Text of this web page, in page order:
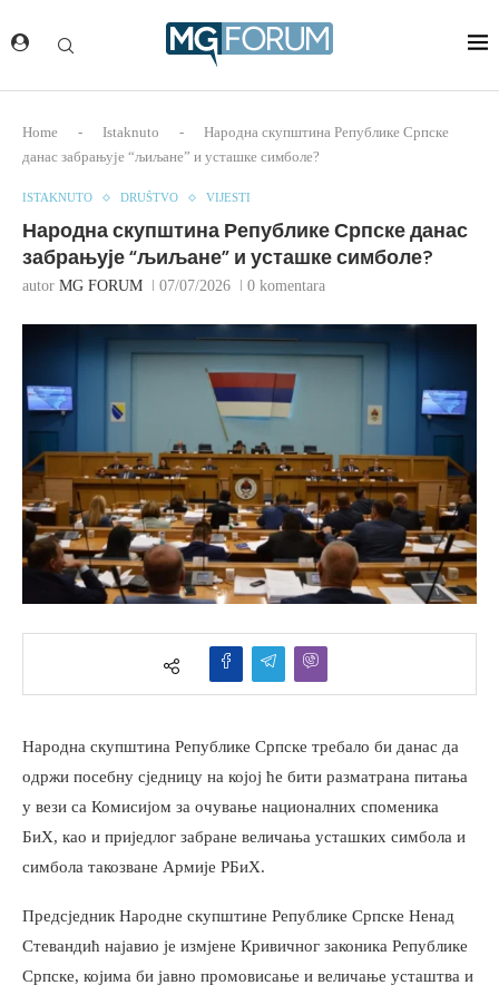
Home - Istaknuto -
Народна скупштина Републике Српске
данас забрањује “љиљане” и усташке симболе?
ISTAKNUTO DRUŠTVO VIJESTI
Народна скупштина Републике Српске данас
забрањује “љиљане” и усташке симболе?
autor MG FORUM 07/07/2026 0 komentara
Народна скупштина Републике Српске требало би данас да
одржи посебну сједницу на којој ће бити разматрана питања
у вези са Комисијом за очување националних споменика
БиХ, као и приједлог забране величања усташких симбола и
симбола такозване Армије РБиХ.
Предсједник Народне скупштине Републике Српске Ненад
Стевандић најавио је измјене Кривичног законика Републике
Српске, којима би јавно промовисање и величање усташтва и